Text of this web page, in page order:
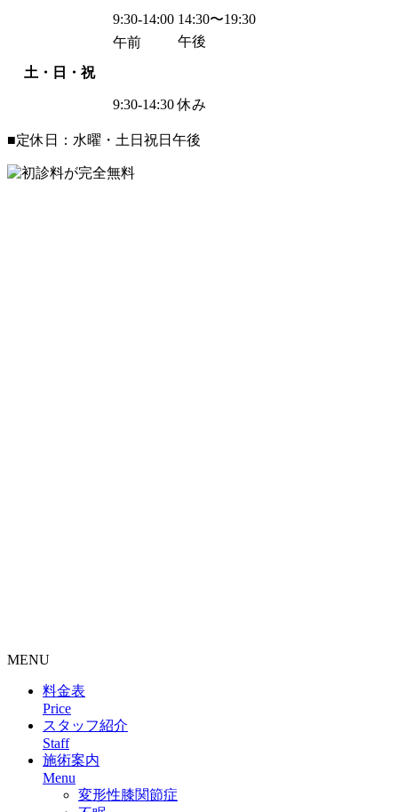
9:30-14:00 14:30〜19:30
土・日・祝
午前
9:30-14:30
午後
休み
■定休日：水曜・土日祝日午後
MENU
料金表
Price
スタッフ紹介
Staff
施術案内
Menu
変形性膝関節症